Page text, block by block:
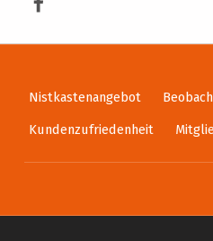
Nistkastenangebot
Kundenzufriedenheit